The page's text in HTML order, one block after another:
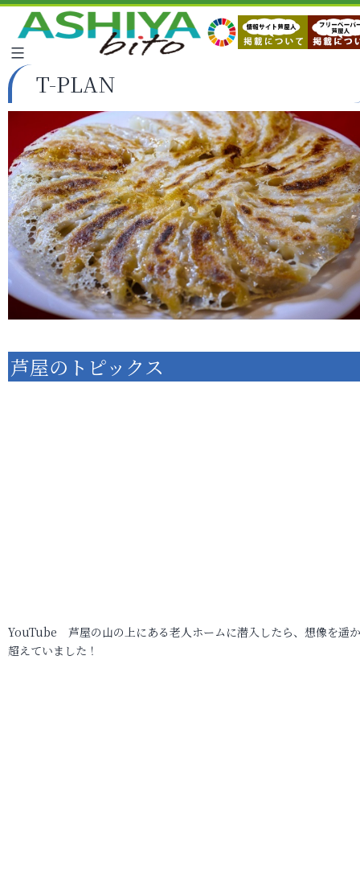
T-PLAN
芦屋のトピックス
YouTube 芦屋の山の上にある老人ホームに潜入したら、想像を遥
超えていました！